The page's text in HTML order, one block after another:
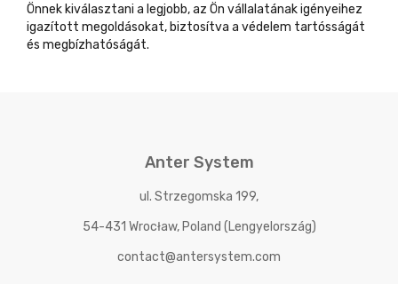
Önnek kiválasztani a legjobb, az Ön vállalatának igényeihez
igazított megoldásokat, biztosítva a védelem tartósságát
és megbízhatóságát.
Anter System
ul. Strzegomska 199,
54-431 Wrocław, Poland (Lengyelország)
contact@antersystem.com